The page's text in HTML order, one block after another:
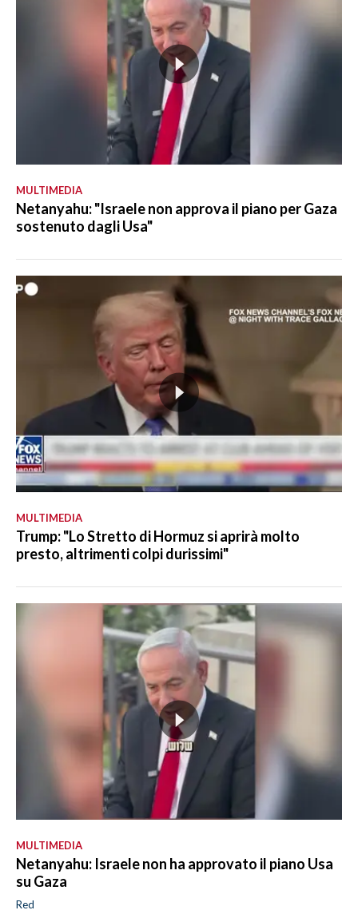
MULTIMEDIA
Netanyahu: "Israele non approva il piano per Gaza
sostenuto dagli Usa"
MULTIMEDIA
Trump: "Lo Stretto di Hormuz si aprirà molto
presto, altrimenti colpi durissimi"
MULTIMEDIA
Netanyahu: Israele non ha approvato il piano Usa
su Gaza
Red